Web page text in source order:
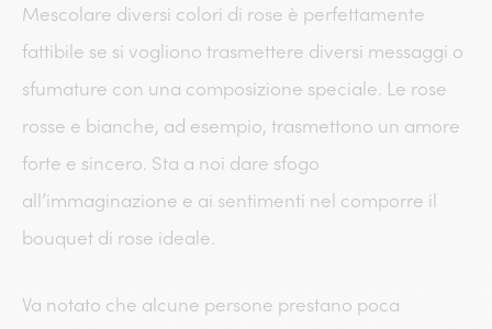
Mescolare diversi colori di rose è perfettamente
fattibile se si vogliono trasmettere diversi messaggi o
sfumature con una composizione speciale. Le rose
rosse e bianche, ad esempio, trasmettono un amore
forte e sincero. Sta a noi dare sfogo
all’immaginazione e ai sentimenti nel comporre il
bouquet di rose ideale.
Va notato che alcune persone prestano poca